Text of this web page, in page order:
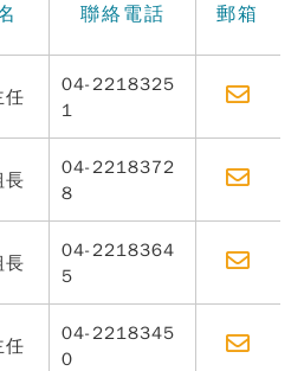
聯絡電話 郵箱
任
04-2218325
1
長
04-2218372
8
長
04-2218364
5
任
04-2218345
0